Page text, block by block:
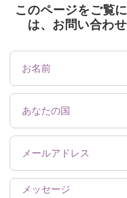
このページをご覧
は、お問い合わせ